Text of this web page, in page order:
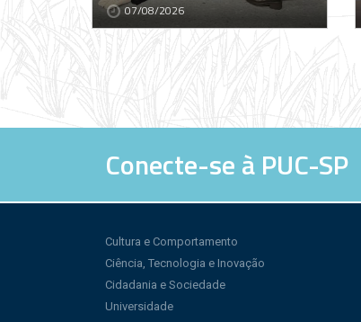
07/08/2026
Conecte-se à PUC-SP
Cultura e Comportamento
Ciência, Tecnologia e Inovação
Cidadania e Sociedade
Universidade